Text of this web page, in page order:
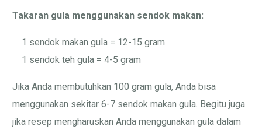
Takaran gula menggunakan sendok makan:
1 sendok makan gula = 12-15 gram
1 sendok teh gula = 4-5 gram
Jika Anda membutuhkan 100 gram gula, Anda bisa
menggunakan sekitar 6-7 sendok makan gula. Begitu juga
jika resep mengharuskan Anda menggunakan gula dalam